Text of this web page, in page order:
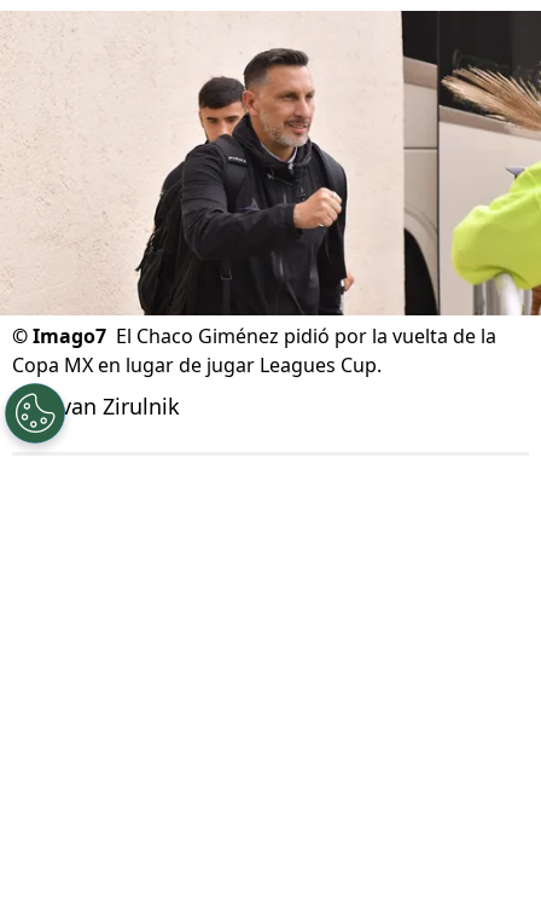
©Imago7 El Chaco Giménez pidió por la vuelta de la
Copa MX en lugar de jugar Leagues Cup.
Por Ivan Zirulnik